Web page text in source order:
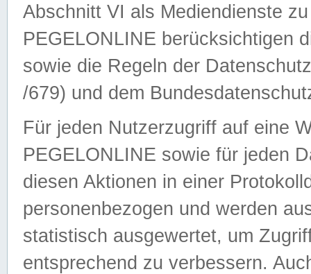
Abschnitt VI als Mediendienste
PEGELONLINE berücksichtigen
sowie die Regeln der
/679) und dem
Für jeden Nutzerzugriff auf eine
PEGELONLINE sowie für jeden
diesen Aktionen in einer
personenbezogen und werden
statistisch ausgewertet, um
entsprechend zu verbessern.